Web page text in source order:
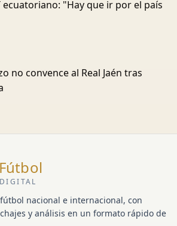
ecuatoriano: "Hay que ir por el país
no convence al Real Jaén tras
nacional e internacional, con
y análisis en un formato rápido de